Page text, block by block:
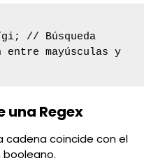
// Búsqueda
mayúsculas y
una Regex
cadena coincide con el
booleano.